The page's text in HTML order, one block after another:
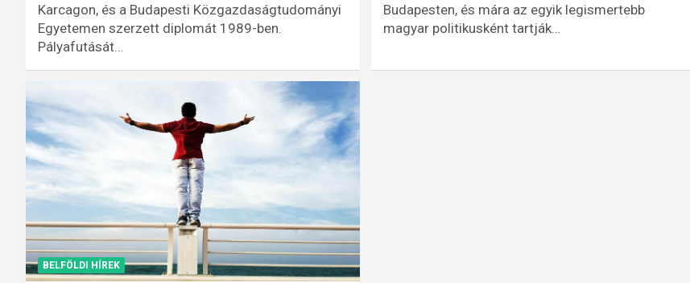
Karcagon, és a Budapesti Közgazdaságtudományi
Egyetemen szerzett diplomát 1989-ben.
Pályafutását…
Budapesten, és mára az egyik legismertebb
magyar politikusként tartják…
BELFÖLDI HÍREK